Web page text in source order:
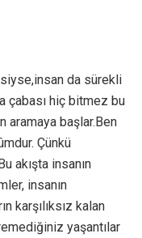
da sürekli
çabası hiç bitmez bu
aramaya başlar.Ben
Çünkü
akışta insanın
insanın
karşılıksız kalan
yaşantılar